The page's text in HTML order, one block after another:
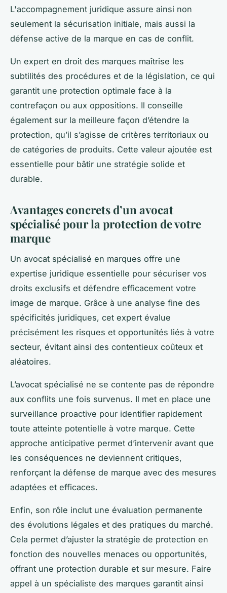
L'accompagnement juridique assure ainsi non
seulement la sécurisation initiale, mais aussi la
défense active de la marque en cas de conflit.
Un expert en droit des marques maîtrise les
subtilités des procédures et de la législation, ce qui
garantit une protection optimale face à la
contrefaçon ou aux oppositions. Il conseille
également sur la meilleure façon d’étendre la
protection, qu’il s’agisse de critères territoriaux ou
de catégories de produits. Cette valeur ajoutée est
essentielle pour bâtir une stratégie solide et
durable.
Avantages concrets d’un avocat
spécialisé pour la protection de votre
marque
Un avocat spécialisé en marques offre une
expertise juridique essentielle pour sécuriser vos
droits exclusifs et défendre efficacement votre
image de marque. Grâce à une analyse fine des
spécificités juridiques, cet expert évalue
précisément les risques et opportunités liés à votre
secteur, évitant ainsi des contentieux coûteux et
aléatoires.
L’avocat spécialisé ne se contente pas de répondre
aux conflits une fois survenus. Il met en place une
surveillance proactive pour identifier rapidement
toute atteinte potentielle à votre marque. Cette
approche anticipative permet d’intervenir avant que
les conséquences ne deviennent critiques,
renforçant la défense de marque avec des mesures
adaptées et efficaces.
Enfin, son rôle inclut une évaluation permanente
des évolutions légales et des pratiques du marché.
Cela permet d’ajuster la stratégie de protection en
fonction des nouvelles menaces ou opportunités,
offrant une protection durable et sur mesure. Faire
appel à un spécialiste des marques garantit ainsi